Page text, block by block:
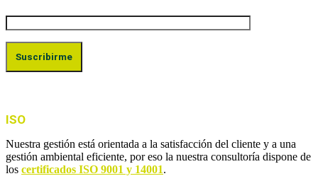
ISO
Nuestra gestión está orientada a la satisfacción del cliente y a una
gestión ambiental eficiente, por eso la nuestra consultoría dispone de
los certificados ISO 9001 y 14001.